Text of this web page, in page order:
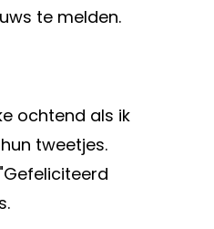
te melden.
ochtend als ik
tweetjes.